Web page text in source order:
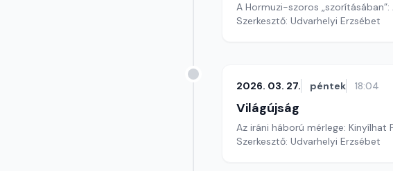
A Hormuzi-szoros
Szerkesztő: Udvarhelyi Erzsébet
2026. 03. 27. péntek 18:04
Világújság
Az iráni háború mérlege: Kinyílhat
Szerkesztő: Udvarhelyi Erzsébet